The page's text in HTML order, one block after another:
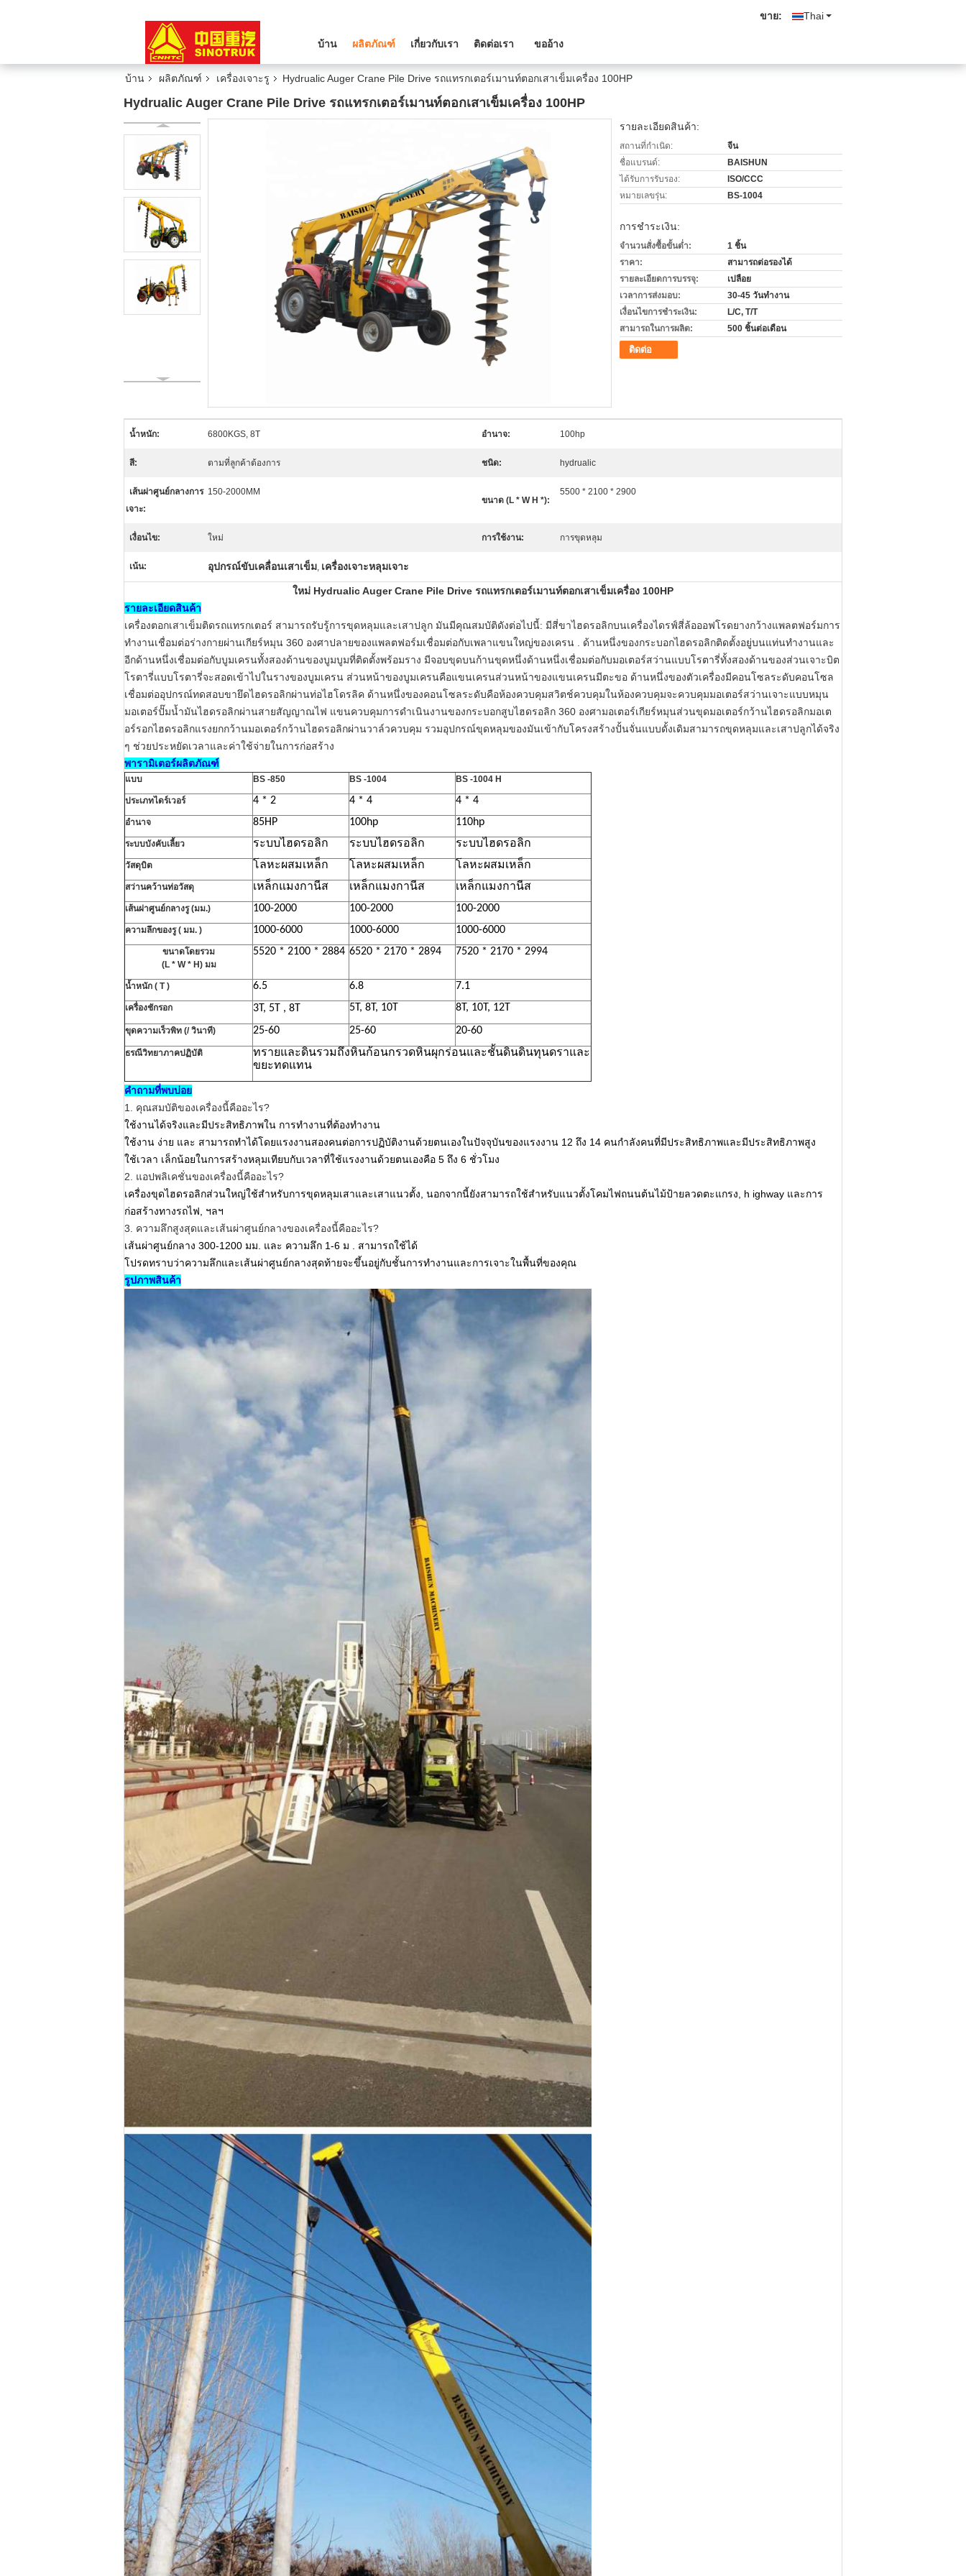
Thai
ขาย:
บ้าน ผลิตภัณฑ์ เกี่ยวกับเรา ติดต่อเรา ขออ้าง
บ้าน ผลิตภัณฑ์ เครื่องเจาะรู Hydrualic Auger Crane Pile Drive รถแทรกเตอร์เมานท์ตอกเสาเข็มเครื่อง 100HP
Hydrualic Auger Crane Pile Drive รถแทรกเตอร์เมานท์ตอกเสาเข็มเครื่อง 100HP
รายละเอียดสินค้า:
สถานที่กำเนิด:
จีน
ชื่อแบรนด์:
BAISHUN
ได้รับการรับรอง:
ISO/CCC
หมายเลขรุ่น:
BS-1004
การชำระเงิน:
จำนวนสั่งซื้อขั้นต่ำ:
1 ชิ้น
ราคา:
สามารถต่อรองได้
รายละเอียดการบรรจุ:
เปลือย
เวลาการส่งมอบ:
30-45 วันทำงาน
เงื่อนไขการชำระเงิน:
L/C, T/T
สามารถในการผลิต:
500 ชิ้นต่อเดือน
ติดต่อ
น้ำหนัก: 6800KGS, 8T อำนาจ: 100hp
สี: ตามที่ลูกค้าต้องการ ชนิด: hydrualic
เส้นผ่าศูนย์กลางการ
เจาะ:
150-2000MM
ขนาด (L * W H *):
5500 * 2100 * 2900
เงื่อนไข: ใหม่ การใช้งาน: การขุดหลุม
เน้น: อุปกรณ์ขับเคลื่อนเสาเข็ม, เครื่องเจาะหลุมเจาะ
ใหม่ Hydrualic Auger Crane Pile Drive รถแทรกเตอร์เมานท์ตอกเสาเข็มเครื่อง 100HP
รายละเอียดสินค้า
เครื่องตอกเสาเข็มติดรถแทรกเตอร์ สามารถรับรู้การขุดหลุมและเสาปลูก มันมีคุณสมบัติดังต่อไปนี้: มีสี่ขาไฮดรอลิกบนเครื่องไดรฟ์สี่ล้อออฟโรดยางกว้างแพลตฟอร์มการ
ทำงานเชื่อมต่อร่างกายผ่านเกียร์หมุน 360 องศาปลายของแพลตฟอร์มเชื่อมต่อกับเพลาแขนใหญ่ของเครน .
ด้านหนึ่งของกระบอกไฮดรอลิกติดตั้งอยู่บนแท่นทำงานและ
อีกด้านหนึ่งเชื่อมต่อกับบูมเครนทั้งสองด้านของบูมบูมที่ติดตั้งพร้อมราง มีจอบขุดบนก้านขุดหนึ่งด้านหนึ่งเชื่อมต่อกับมอเตอร์สว่านแบบโรตารี่ทั้งสองด้านของส่วนเจาะบิต
โรตารี่แบบโรตารี่จะสอดเข้าไปในรางของบูมเครน ส่วนหน้าของบูมเครนคือแขนเครนส่วนหน้าของแขนเครนมีตะขอ ด้านหนึ่งของตัวเครื่องมีคอนโซลระดับคอนโซล
เชื่อมต่ออุปกรณ์ทดสอบขายึดไฮดรอลิกผ่านท่อไฮโดรลิค ด้านหนึ่งของคอนโซลระดับคือห้องควบคุมสวิตช์ควบคุมในห้องควบคุมจะควบคุมมอเตอร์สว่านเจาะแบบหมุน
มอเตอร์ปั๊มน้ำมันไฮดรอลิกผ่านสายสัญญาณไฟ แขนควบคุมการดำเนินงานของกระบอกสูบไฮดรอลิก 360 องศามอเตอร์เกียร์หมุนส่วนขุดมอเตอร์กว้านไฮดรอลิกมอเต
อร์รอกไฮดรอลิกแรงยกกว้านมอเตอร์กว้านไฮดรอลิกผ่านวาล์วควบคุม รวมอุปกรณ์ขุดหลุมของมันเข้ากับโครงสร้างปั้นจั่นแบบดั้งเดิมสามารถขุดหลุมและเสาปลูกได้จริง
ๆ ช่วยประหยัดเวลาและค่าใช้จ่ายในการก่อสร้าง
พารามิเตอร์ผลิตภัณฑ์
แบบ BS -850 BS -1004 BS -1004 H
ประเภทไดร์เวอร์ 4 * 2 4 * 4 4 * 4
อำนาจ 85HP 100hp 110hp
ระบบบังคับเลี้ยว ระบบไฮดรอลิก ระบบไฮดรอลิก ระบบไฮดรอลิก
วัสดุบิต โลหะผสมเหล็ก โลหะผสมเหล็ก โลหะผสมเหล็ก
สว่านคว้านท่อวัสดุ เหล็กแมงกานีส เหล็กแมงกานีส เหล็กแมงกานีส
เส้นผ่าศูนย์กลางรู (มม.) 100-2000 100-2000 100-2000
ความลึกของรู ( มม. ) 1000-6000 1000-6000 1000-6000
ขนาดโดยรวม
(L * W * H) มม
5520 * 2100 * 2884 6520 * 2170 * 2894 7520 * 2170 * 2994
น้ำหนัก ( T ) 6.5 6.8 7.1
เครื่องชักรอก 3T, 5T , 8T 5T, 8T, 10T 8T, 10T, 12T
ขุดความเร็วพิท (/ วินาที) 25-60 25-60 20-60
ธรณีวิทยาภาคปฏิบัติ
ทรายและดินรวมถึงหินก้อนกรวดหินผุกร่อนและชั้นดินดินทุนดราและ
ขยะทดแทน
คำถามที่พบบ่อย
1. คุณสมบัติของเครื่องนี้คืออะไร?
ใช้งานได้จริงและมีประสิทธิภาพใน การทำงานที่ต้องทำงาน
ใช้งาน ง่าย และ สามารถทำได้โดยแรงงานสองคนต่อการปฏิบัติงานด้วยตนเองในปัจจุบันของแรงงาน 12 ถึง 14 คนกำลังคนที่มีประสิทธิภาพและมีประสิทธิภาพสูง
ใช้เวลา เล็กน้อยในการสร้างหลุมเทียบกับเวลาที่ใช้แรงงานด้วยตนเองคือ 5 ถึง 6 ชั่วโมง
2. แอปพลิเคชั่นของเครื่องนี้คืออะไร?
เครื่องขุดไฮดรอลิกส่วนใหญ่ใช้สำหรับการขุดหลุมเสาและเสาแนวตั้ง, นอกจากนี้ยังสามารถใช้สำหรับแนวตั้งโคมไฟถนนต้นไม้ป้ายลวดตะแกรง, h ighway และการ
ก่อสร้างทางรถไฟ, ฯลฯ
3. ความลึกสูงสุดและเส้นผ่าศูนย์กลางของเครื่องนี้คืออะไร?
เส้นผ่าศูนย์กลาง 300-1200 มม. และ ความลึก 1-6 ม
. สามารถใช้ได้
โปรดทราบว่าความลึกและเส้นผ่าศูนย์กลางสุดท้ายจะขึ้นอยู่กับชั้นการทำงานและการเจาะในพื้นที่ของคุณ
รูปภาพสินค้า